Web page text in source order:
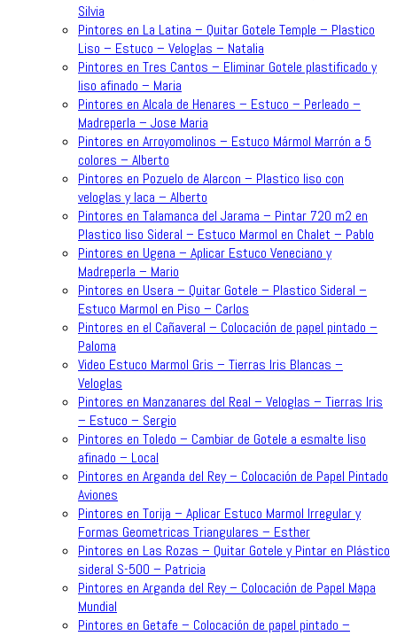
Silvia
Pintores en La Latina – Quitar Gotele Temple – Plastico
Liso – Estuco – Veloglas – Natalia
Pintores en Tres Cantos – Eliminar Gotele plastificado y
liso afinado – Maria
Pintores en Alcala de Henares – Estuco – Perleado –
Madreperla – Jose Maria
Pintores en Arroyomolinos – Estuco Mármol Marrón a 5
colores – Alberto
Pintores en Pozuelo de Alarcon – Plastico liso con
veloglas y laca – Alberto
Pintores en Talamanca del Jarama – Pintar 720 m2 en
Plastico liso Sideral – Estuco Marmol en Chalet – Pablo
Pintores en Ugena – Aplicar Estuco Veneciano y
Madreperla – Mario
Pintores en Usera – Quitar Gotele – Plastico Sideral –
Estuco Marmol en Piso – Carlos
Pintores en el Cañaveral – Colocación de papel pintado –
Paloma
Video Estuco Marmol Gris – Tierras Iris Blancas –
Veloglas
Pintores en Manzanares del Real – Veloglas – Tierras Iris
– Estuco – Sergio
Pintores en Toledo – Cambiar de Gotele a esmalte liso
afinado – Local
Pintores en Arganda del Rey – Colocación de Papel Pintado
Aviones
Pintores en Torija – Aplicar Estuco Marmol Irregular y
Formas Geometricas Triangulares – Esther
Pintores en Las Rozas – Quitar Gotele y Pintar en Plástico
sideral S-500 – Patricia
Pintores en Arganda del Rey – Colocación de Papel Mapa
Mundial
Pintores en Getafe – Colocación de papel pintado –